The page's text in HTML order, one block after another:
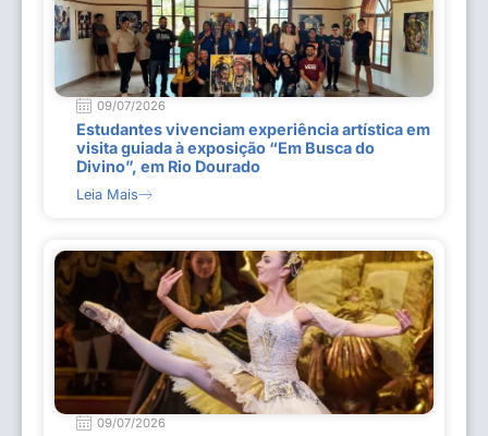
09/07/2026
Estudantes vivenciam experiência artística em
visita guiada à exposição “Em Busca do
Divino”, em Rio Dourado
Leia Mais
09/07/2026